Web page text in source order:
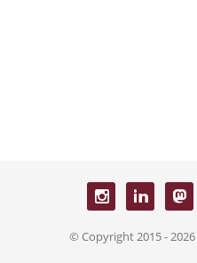
© Copyright 2015 - 2026